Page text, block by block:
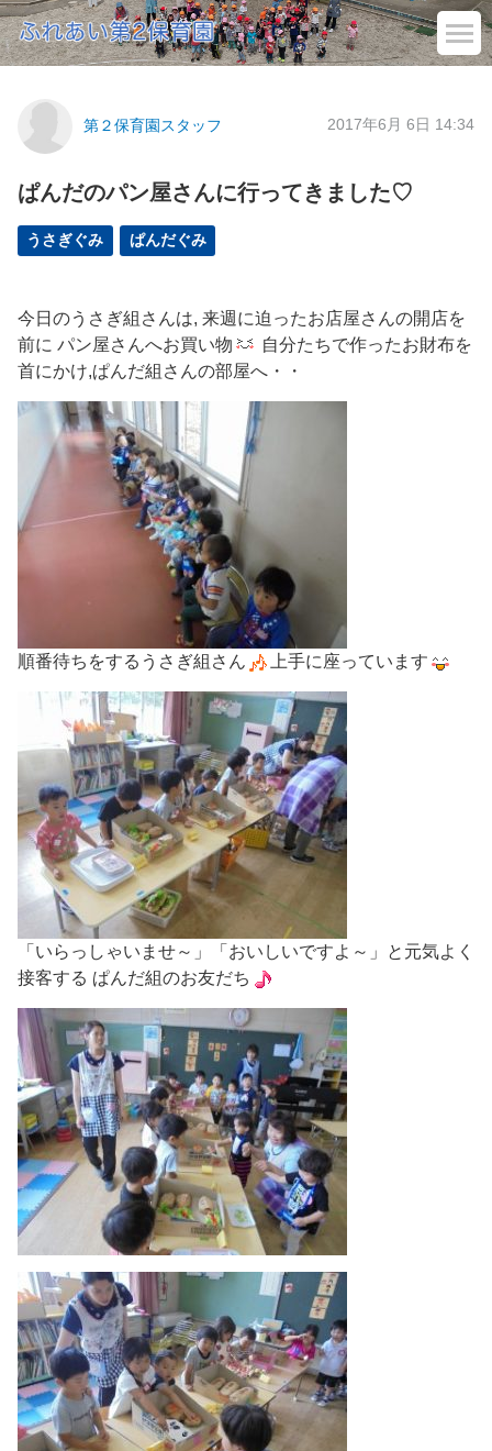
第２保育園スタッフ 2017年6月 6日 14:34
ぱんだのパン屋さんに行ってきました♡
うさぎぐみ ぱんだぐみ
今日のうさぎ組さんは, 来週に迫ったお店屋さんの開店を
前に パン屋さんへお買い物
自分たちで作ったお財布を
首にかけ,ぱんだ組さんの部屋へ・・
順番待ちをするうさぎ組さん 上手に座っています
「いらっしゃいませ～」「おいしいですよ～」と元気よく
接客する ぱんだ組のお友だち